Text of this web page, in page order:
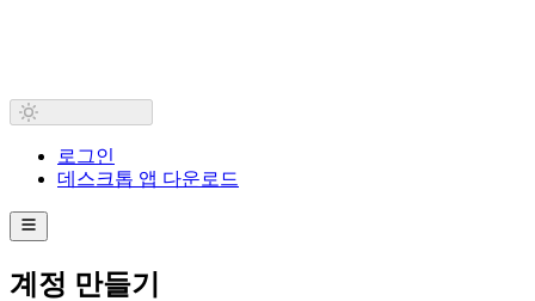
로그인
데스크톱 앱 다운로드
계정 만들기